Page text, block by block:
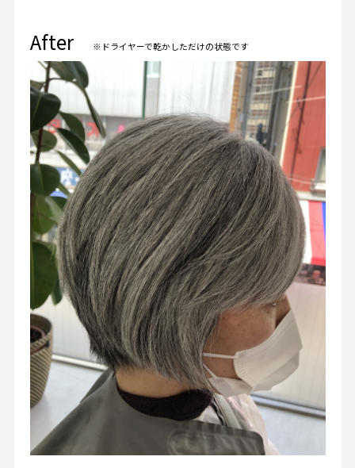
After ※ドライヤーで乾かしただけの状態です